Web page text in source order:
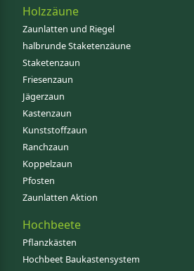
Holzzäune
Zaunlatten und Riegel
halbrunde Staketenzäune
Staketenzaun
Friesenzaun
Jägerzaun
Kastenzaun
Kunststoffzaun
Ranchzaun
Koppelzaun
Pfosten
Zaunlatten Aktion
Hochbeete
Pflanzkästen
Hochbeet Baukastensystem